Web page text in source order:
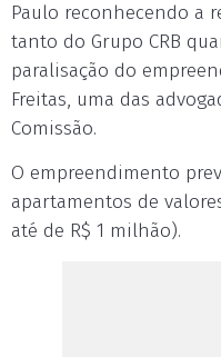
Paulo reconhecendo a
tanto do Grupo CRB
paralisação do
Freitas, uma das
Comissão.
O empreendimento
apartamentos de
até de R$ 1 milhão).